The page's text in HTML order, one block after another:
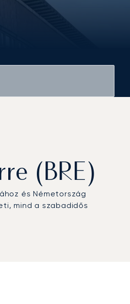
(BRE)
és Németország
mind a szabadidős